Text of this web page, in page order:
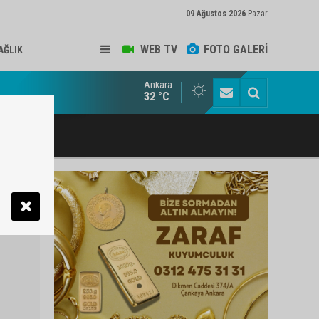
09 Ağustos 2026 Pazar
WEB TV FOTO GALERİ
ve Arabulucu Rüstem Yiğit Ahizer'e ziyaretçi akını
Ankara
32 °C